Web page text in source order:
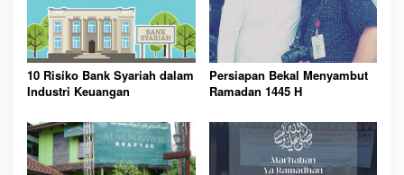
10 Risiko Bank Syariah dalam
Industri Keuangan
Persiapan Bekal Menyambut
Ramadan 1445 H